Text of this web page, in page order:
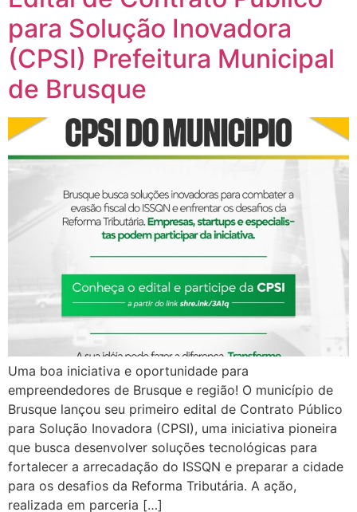
para Solução Inovadora
(CPSI) Prefeitura Municipal
de Brusque
Uma boa iniciativa e oportunidade para
empreendedores de Brusque e região! O município de
Brusque lançou seu primeiro edital de Contrato Público
para Solução Inovadora (CPSI), uma iniciativa pioneira
que busca desenvolver soluções tecnológicas para
fortalecer a arrecadação do ISSQN e preparar a cidade
para os desafios da Reforma Tributária. A ação,
realizada em parceria […]